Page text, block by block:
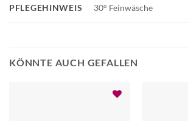
PFLEGEHINWEIS 30° Feinwäsche
KÖNNTE AUCH GEFALLEN